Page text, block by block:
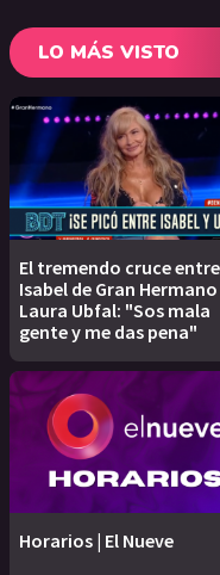
LO MÁS VISTO
El tremendo cruce entre
Isabel de Gran
Laura Ubfal: "Sos mala
gente y me das pena"
Horarios | El Nueve